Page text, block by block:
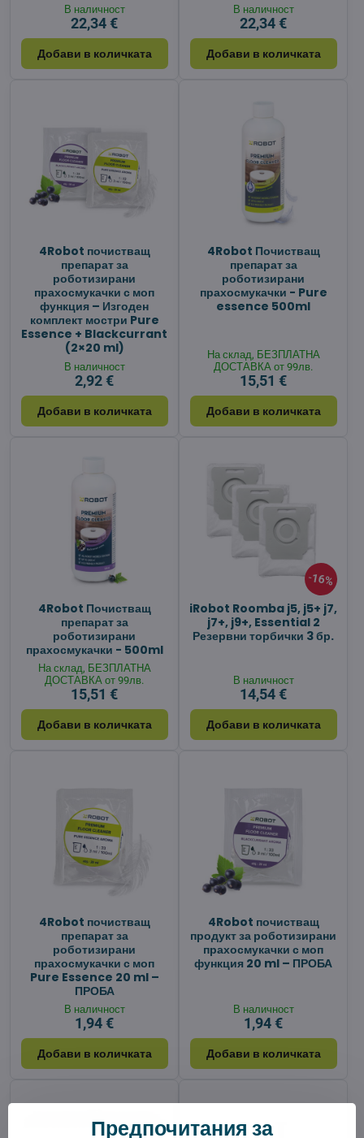
В наличност
22,34 €
Добави в количката
В наличност
22,34 €
Добави в количката
4Robot почистващ
препарат за
роботизирани
прахосмукачки с моп
функция – Изгоден
комплект мостри Pure
Essence + Blackcurrant
(2×20 ml)
В наличност
2,92 €
Добави в количката
4Robot Почистващ
препарат за
роботизирани
прахосмукачки - Pure
essence 500ml
На склад, БЕЗПЛАТНА
ДОСТАВКА от 99лв.
15,51 €
Добави в количката
4Robot Почистващ
препарат за
роботизирани
прахосмукачки - 500ml
На склад, БЕЗПЛАТНА
ДОСТАВКА от 99лв.
15,51 €
Добави в количката
16%
iRobot Roomba j5, j5+ j7,
j7+, j9+, Essential 2
Резервни торбички 3 бр.
В наличност
14,54 €
Добави в количката
4Robot почистващ
препарат за
роботизирани
прахосмукачки с моп
Pure Essence 20 ml –
ПРОБА
В наличност
1,94 €
Добави в количката
4Robot почистващ
продукт за роботизирани
прахосмукачки с моп
функция 20 ml – ПРОБА
В наличност
1,94 €
Добави в количката
Предпочитания за